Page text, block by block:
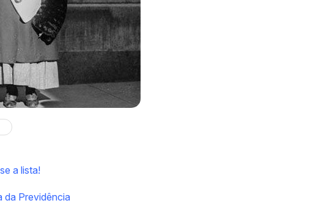
a lista!
da Previdência